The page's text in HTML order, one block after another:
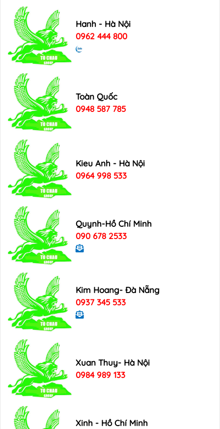
Hanh - Hà Nội
0962 444 800
Toàn Quốc
0948 587 785
Kieu Anh - Hà Nội
0964 998 533
Quynh-Hồ Chí Minh
090 678 2533
Kim Hoang- Đà Nẵng
0937 345 533
Xuan Thuy- Hà Nội
0984 989 133
Xinh - Hồ Chí Minh